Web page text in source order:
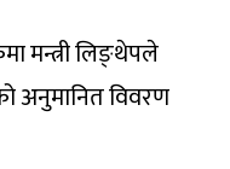
मन्त्री लिङ्थेपले
अनुमानित विवरण